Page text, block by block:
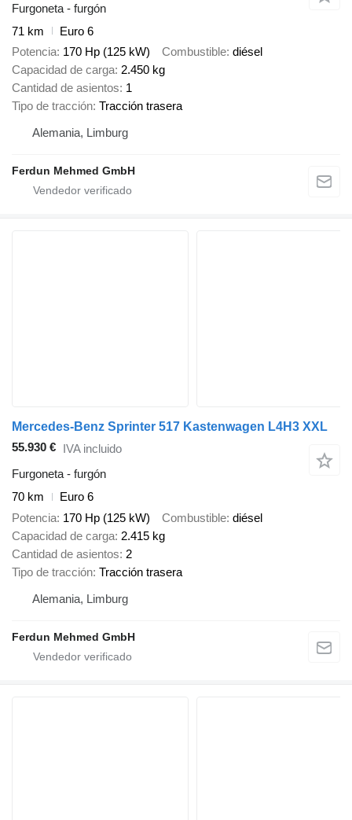
Furgoneta - furgón
71 km
Euro 6
Potencia 170 Hp (125 kW) Combustible diésel
Capacidad de carga 2.450 kg
Cantidad de asientos 1
Tipo de tracción Tracción trasera
Alemania, Limburg
Ferdun Mehmed GmbH
Mercedes-Benz Sprinter 517 Kastenwagen L4H3 XXL
55.930 € IVA incluido
Furgoneta - furgón
70 km
Euro 6
Potencia 170 Hp (125 kW) Combustible diésel
Capacidad de carga 2.415 kg
Cantidad de asientos 2
Tipo de tracción Tracción trasera
Alemania, Limburg
Ferdun Mehmed GmbH